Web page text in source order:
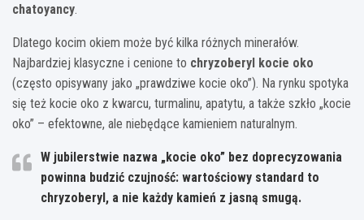
chatoyancy.
Dlatego kocim okiem może być kilka różnych minerałów.
Najbardziej klasyczne i cenione to chryzoberyl kocie oko
(często opisywany jako „prawdziwe kocie oko”). Na rynku spotyka
się też kocie oko z kwarcu, turmalinu, apatytu, a także szkło „kocie
oko” – efektowne, ale niebędące kamieniem naturalnym.
W jubilerstwie nazwa „kocie oko” bez doprecyzowania
powinna budzić czujność: wartościowy standard to
chryzoberyl, a nie każdy kamień z jasną smugą.